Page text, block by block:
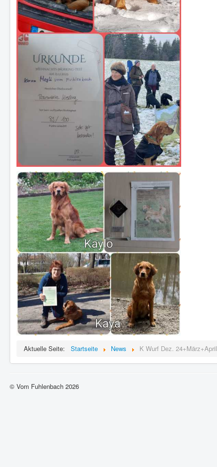
Aktuelle Seite: Startseite News K Wurf Dez.
© Vom Fuhlenbach 2026